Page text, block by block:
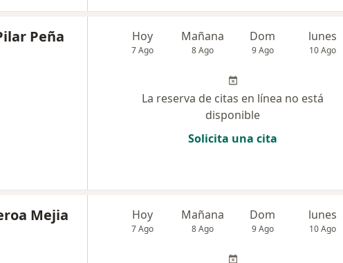
Peña
Hoy
7 Ago
Mañana
8 Ago
Dom
9 Ago
lunes
10 Ago
La reserva de citas en línea no está
disponible
Solicita una cita
Mejia Hoy
7 Ago
Mañana
8 Ago
Dom
9 Ago
lunes
10 Ago